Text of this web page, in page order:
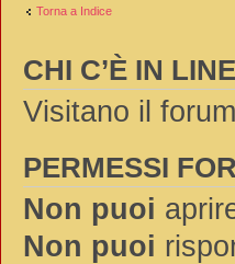
Torna a Indice
CHI C’È IN
Visitano il
PERMESSI
Non puoi
Non puoi